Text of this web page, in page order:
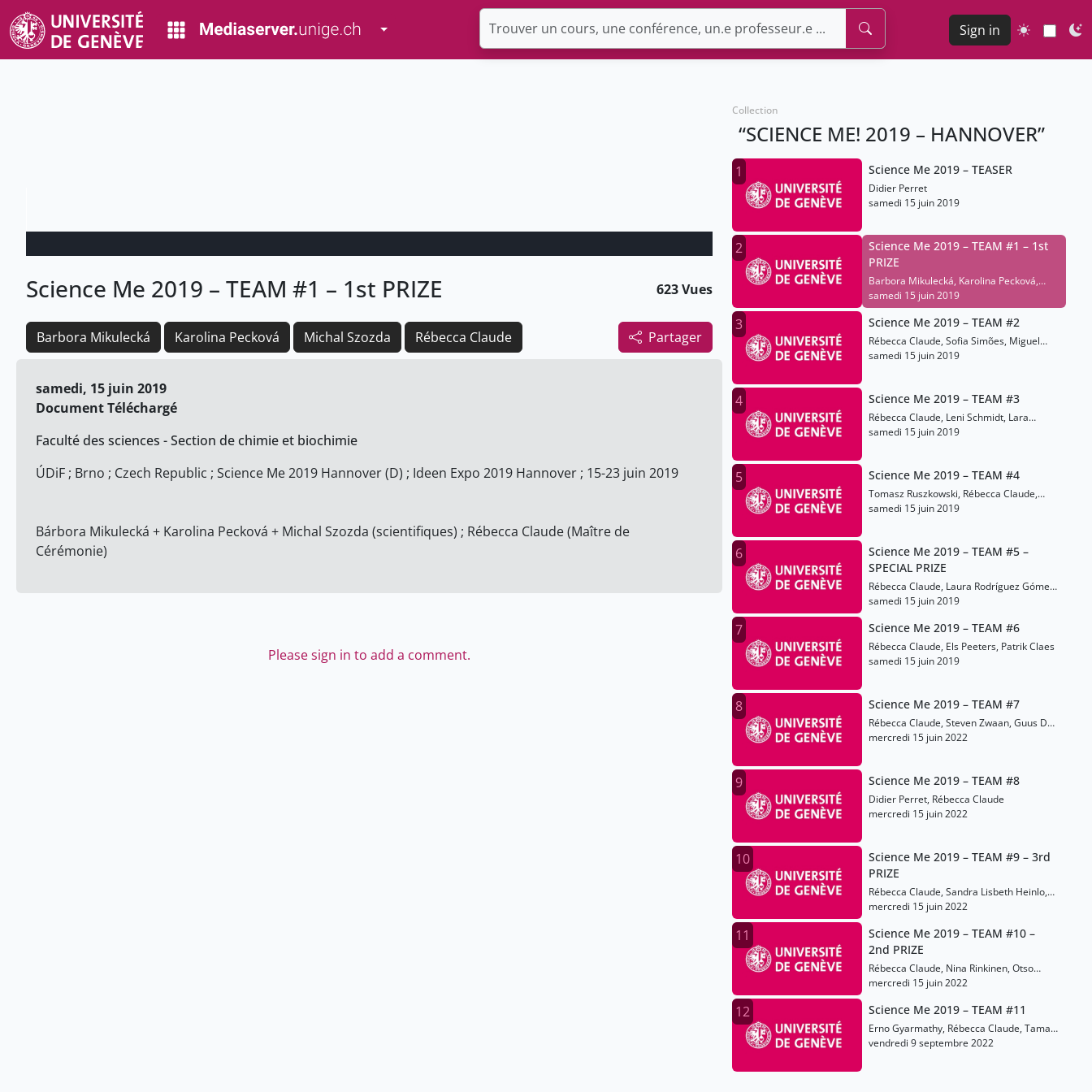
Toggle Dropdown Sign in
Science Me 2019 – TEAM #1 – 1st PRIZE 623 Vues
Partager
Barbora Mikulecká Karolina Pecková Michal Szozda Rébecca Claude
samedi, 15 juin 2019
Document Téléchargé
Faculté des sciences - Section de chimie et biochimie
ÚDiF ; Brno ; Czech Republic ; Science Me 2019 Hannover (D) ; Ideen Expo 2019 Hannover ; 15-23 juin 2019
Bárbora Mikulecká + Karolina Pecková + Michal Szozda (scientifiques) ; Rébecca Claude (Maître de
Cérémonie)
Please sign in to add a comment.
Collection
“SCIENCE ME! 2019 – HANNOVER”
1 Science Me 2019 – TEASER
Didier Perret
samedi 15 juin 2019
2
Science Me 2019 – TEAM #1 – 1st
PRIZE
Barbora Mikulecká, Karolina Pecková,
Michal Szozda, Rébecca Claude
samedi 15 juin 2019
3 Science Me 2019 – TEAM #2
Rébecca Claude, Sofia Simões, Miguel
Cardoso
samedi 15 juin 2019
4 Science Me 2019 – TEAM #3
Rébecca Claude, Leni Schmidt, Lara
Strampe
samedi 15 juin 2019
5 Science Me 2019 – TEAM #4
Tomasz Ruszkowski, Rébecca Claude,
Pawel Jaskólski
samedi 15 juin 2019
6
Science Me 2019 – TEAM #5 –
SPECIAL PRIZE
Rébecca Claude, Laura Rodríguez Gómez,
Steffi Moll, Niklas Kramer, Kristoffer
samedi 15 juin 2019
7 Science Me 2019 – TEAM #6
Rébecca Claude, Els Peeters, Patrik Claes
samedi 15 juin 2019
8 Science Me 2019 – TEAM #7
Rébecca Claude, Steven Zwaan, Guus De
Wit
mercredi 15 juin 2022
9 Science Me 2019 – TEAM #8
Didier Perret, Rébecca Claude
mercredi 15 juin 2022
10
Science Me 2019 – TEAM #9 – 3rd
PRIZE
Rébecca Claude, Sandra Lisbeth Heinlo,
Karl Markus Villemson
mercredi 15 juin 2022
11
Science Me 2019 – TEAM #10 –
2nd PRIZE
Rébecca Claude, Nina Rinkinen, Otso
Helos
mercredi 15 juin 2022
12 Science Me 2019 – TEAM #11
Erno Gyarmathy, Rébecca Claude, Tamas
Zelles, Milan Molnar
vendredi 9 septembre 2022